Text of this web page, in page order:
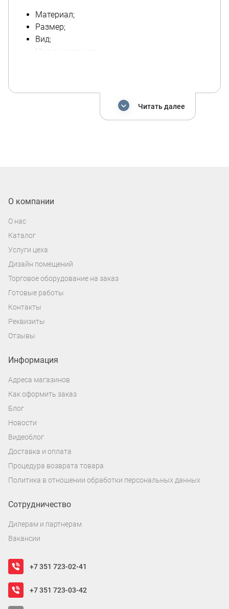
Материал;
Размер;
Вид;
Наличие замков.
вращающимися на стойке или на тумбе и в
виде панели с держателями для оправ;
настенные панелиимеют малый вес, легко
Читать далее
О компании
О нас
Каталог
Услуги цеха
Дизайн помещений
Торговое оборудование на заказ
Готовые работы
Контакты
Реквизиты
Отзывы
Информация
Адреса магазинов
Как оформить заказ
Блог
Новости
Видеоблог
Доставка и оплата
Процедура возврата товара
Политика в отношении обработки персональных данных
Сотрудничество
Дилерам и партнерам
Вакансии
+7 351 723-02-41
+7 351 723-03-42